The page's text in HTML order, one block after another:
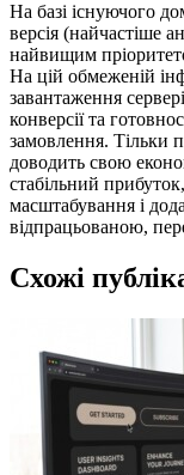
На базі існуючого
версія (найчастіше
найвищим
На цій обмеженій
завантаження
конверсії та
замовлення. Тільки
доводить свою
стабільний
масштабування і
відпрацьованою,
Схожі